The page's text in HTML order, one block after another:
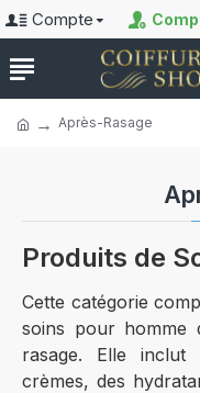
Compte
Après-Rasage
Produits de
Cette catégorie
soins pour homme
rasage. Elle inclut
crèmes, des